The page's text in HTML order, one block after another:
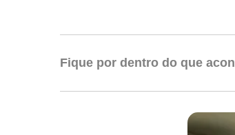
Fique por dentro do que